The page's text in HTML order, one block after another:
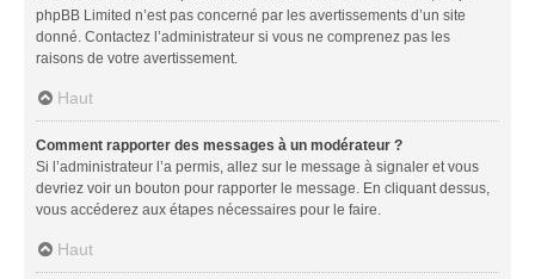
phpBB Limited n’est pas concerné par les avertissements d’un site
donné. Contactez l’administrateur si vous ne comprenez pas les
raisons de votre avertissement.
Haut
Comment rapporter des messages à un modérateur ?
Si l’administrateur l’a permis, allez sur le message à signaler et vous
devriez voir un bouton pour rapporter le message. En cliquant dessus,
vous accéderez aux étapes nécessaires pour le faire.
Haut